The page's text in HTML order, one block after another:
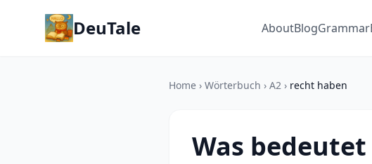
DeuTale AboutBlogGrammar
Home › Wörterbuch › A2 › recht haben
Was